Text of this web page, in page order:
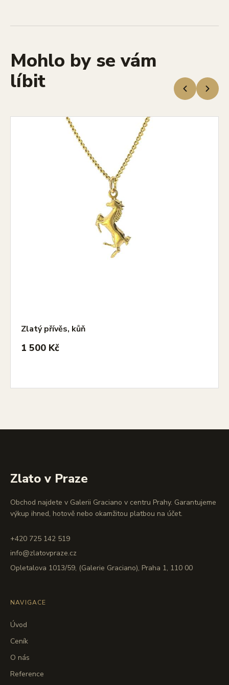
Mohlo by se vám
líbit
Zlatý přívěs, kůň
1 500 Kč
Zlato v Praze
Obchod najdete v Galerii Graciano v centru Prahy. Garantujeme
výkup ihned, hotově nebo okamžitou platbou na účet.
+420 725 142 519
info@zlatovpraze.cz
Opletalova 1013/59, (Galerie Graciano), Praha 1, 110 00
NAVIGACE
Úvod
Ceník
O nás
Reference